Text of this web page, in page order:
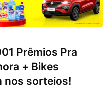
Prêmios Pra
+ Bikes
nos sorteios!